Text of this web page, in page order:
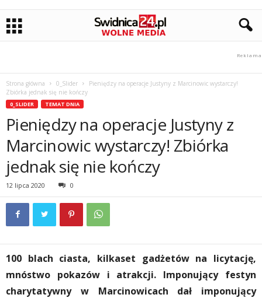
Strona główna 0_Slider
Pieniędzy na operacje Justyny z Marcinowic wystarczy!
Zbiórka jednak się nie kończy
0_SLIDER TEMAT DNIA
Pieniędzy na operacje Justyny z
Marcinowic wystarczy! Zbiórka
jednak się nie kończy
12 lipca 2020 0
100 blach ciasta, kilkaset gadżetów na licytację,
mnóstwo pokazów i atrakcji. Imponujący festyn
charytatywny w Marcinowicach dał imponujący